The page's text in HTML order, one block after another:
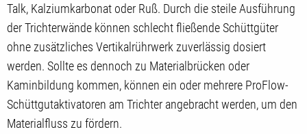
Talk, Kalziumkarbonat oder Ruß. Durch die steile Ausführung
der Trichterwände können schlecht fließende Schüttgüter
ohne zusätzliches Vertikalrührwerk zuverlässig dosiert
werden. Sollte es dennoch zu Materialbrücken oder
Kaminbildung kommen, können ein oder mehrere ProFlow-
Schüttgutaktivatoren am Trichter angebracht werden, um den
Materialfluss zu fördern.